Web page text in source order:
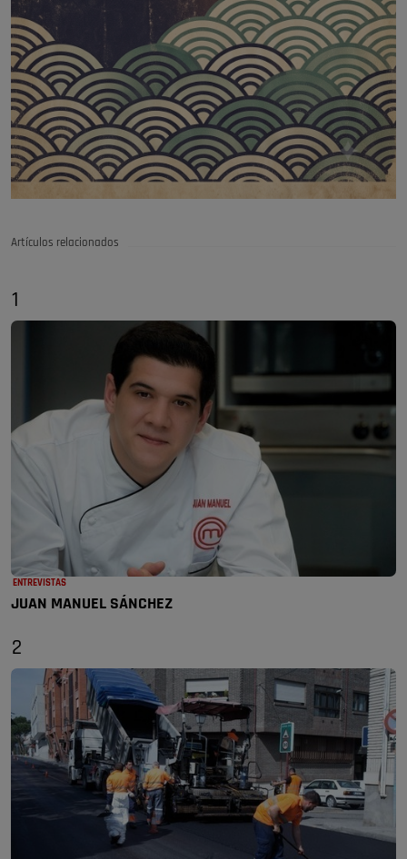
Artículos relacionados
1
ENTREVISTAS
JUAN MANUEL SÁNCHEZ
2